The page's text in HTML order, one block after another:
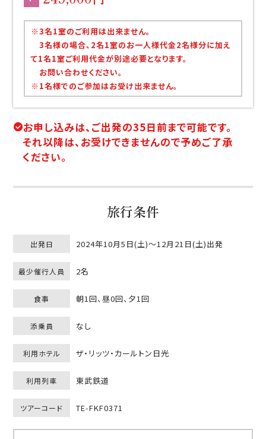
※3名1室のご利用は出来ません。
3名様の場合、2名1室のお一人様代金2名様分に加え
て1名1室ご利用代金が別途必要となります。
お問い合わせください。
※1名様でのご参加はお受け出来ません。
お申し込みは、ご出発の35日前まで可能です。
それ以降は、お受けできませんので予めご了承
ください。
旅行条件
出発日 2024年10月5日(土)～12月21日(土)出発
最少催行人員 2名
食事 朝1回、昼0回、夕1回
添乗員 なし
利用ホテル ザ・リッツ・カールトン日光
利用列車 東武鉄道
ツアーコード TE-FKF0371